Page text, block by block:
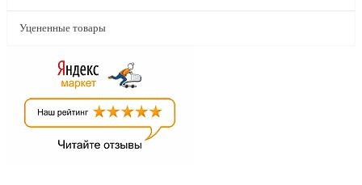
Уцененные товары